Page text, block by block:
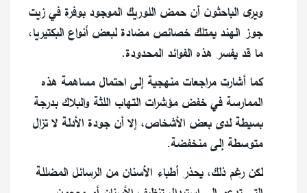
ويرى الباحثون أن حمض اللوريك الموجود بوفرة في زيت
جوز الهند يمتلك خصائص مضادة لبعض أنواع البكتيريا،
ما قد يفسر هذه الفوائد المحدودة.
كما أشارت مراجعات منهجية إلى احتمال مساهمة هذه
الممارسة في خفض مؤشرات التهاب اللثة والبلاك بدرجة
بسيطة لدى بعض الأشخاص، إلا أن جودة الأدلة لا تزال
متوسطة إلى منخفضة.
لكن رغم ذلك، يحذر أطباء الأسنان من الرسائل المضللة